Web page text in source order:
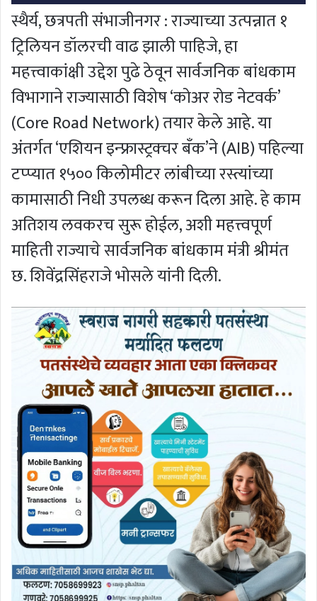
स्थैर्य, छत्रपती संभाजीनगर : राज्याच्या उत्पन्नात १
ट्रिलियन डॉलरची वाढ झाली पाहिजे, हा
महत्त्वाकांक्षी उद्देश पुढे ठेवून सार्वजनिक बांधकाम
विभागाने राज्यासाठी विशेष ‘कोअर रोड नेटवर्क’
(Core Road Network) तयार केले आहे. या
अंतर्गत ‘एशियन इन्फ्रास्ट्रक्चर बँक’ने (AIB) पहिल्या
टप्प्यात १५०० किलोमीटर लांबीच्या रस्त्यांच्या
कामासाठी निधी उपलब्ध करून दिला आहे. हे काम
अतिशय लवकरच सुरू होईल, अशी महत्त्वपूर्ण
माहिती राज्याचे सार्वजनिक बांधकाम मंत्री श्रीमंत
छ. शिवेंद्रसिंहराजे भोसले यांनी दिली.